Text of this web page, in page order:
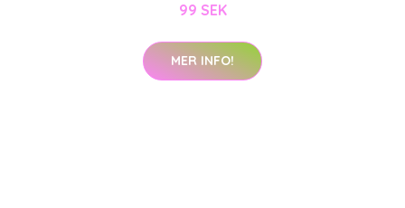
99 SEK
MER INFO!